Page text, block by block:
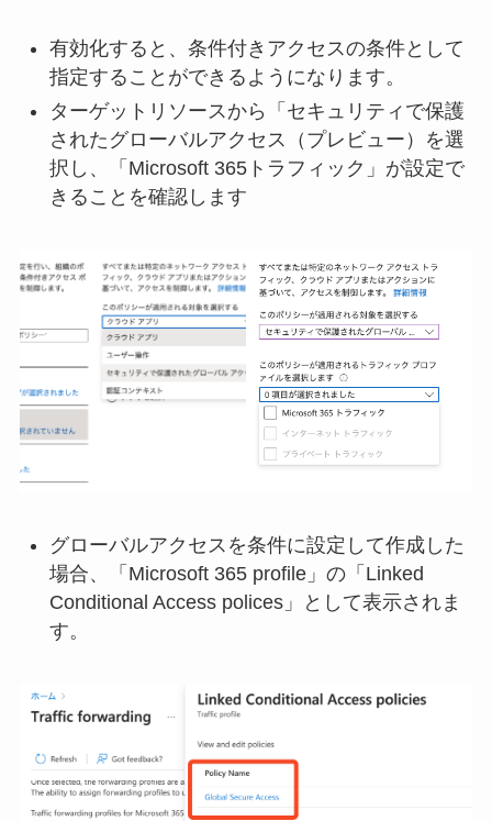
有効化すると、条件付きアクセスの条件として
指定することができるようになります。
ターゲットリソースから「セキュリティで保護
されたグローバルアクセス（プレビュー）を選
択し、「Microsoft 365トラフィック」が設定で
きることを確認します
グローバルアクセスを条件に設定して作成した
場合、「Microsoft 365 profile」の「Linked
Conditional Access polices」として表示されま
す。